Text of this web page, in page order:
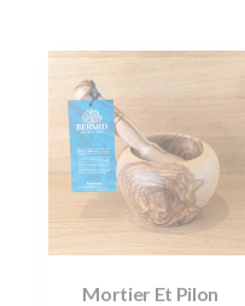
Mortier Et Pilon